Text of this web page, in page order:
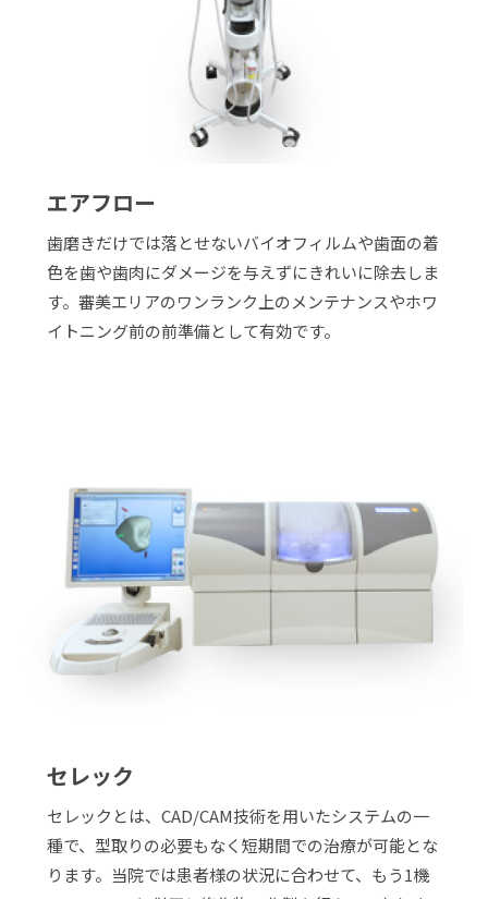
エアフロー
歯磨きだけでは落とせないバイオフィルムや歯面の着
色を歯や歯肉にダメージを与えずにきれいに除去しま
す。審美エリアのワンランク上のメンテナンスやホワ
イトニング前の前準備として有効です。
セレック
セレックとは、CAD/CAM技術を用いたシステムの一
種で、型取りの必要もなく短期間での治療が可能とな
ります。当院では患者様の状況に合わせて、もう1機